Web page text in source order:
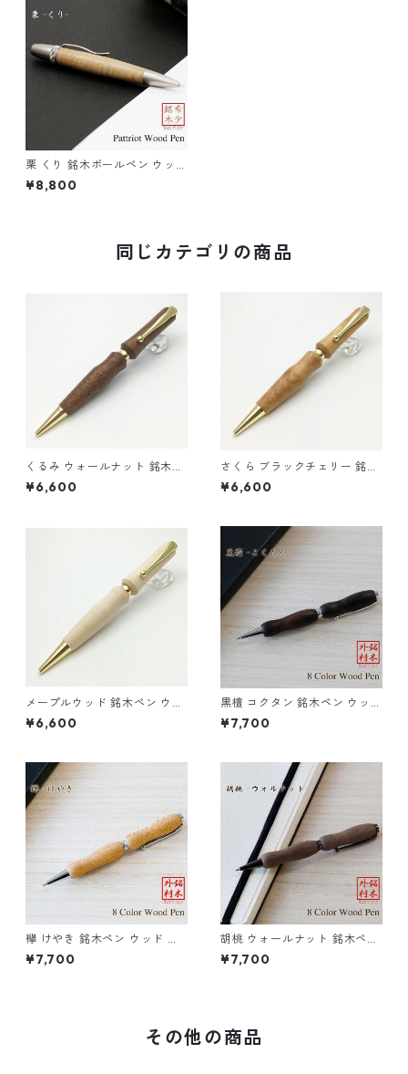
栗 くり 銘木ボールペン ウッド
ペン 木のボールペン パーカー
タイプ SP15206
¥8,800
同じカテゴリの商品
くるみ ウォールナット 銘木ペ
ン ウッド 木のボールペン クロ
スタイプ TWD1703
¥6,600
さくら ブラックチェリー 銘木
ペン ウッド 木のボールペン ク
ロスタイプ TWD1703
¥6,600
メープルウッド 銘木ペン ウッ
ド 木のボールペン クロスタイ
プ TWD1703
¥6,600
黒檀 コクタン 銘木ペン ウッド
木のボールペン クロスタイプ
TWD1601
¥7,700
欅 けやき 銘木ペン ウッド 木
のボールペン クロスタイプ T
WD1601
¥7,700
胡桃 ウォールナット 銘木ペン
ウッド 木のボールペン クロス
タイプ TWD1601
¥7,700
その他の商品